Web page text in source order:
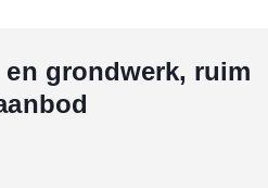
grondwerk, ruim